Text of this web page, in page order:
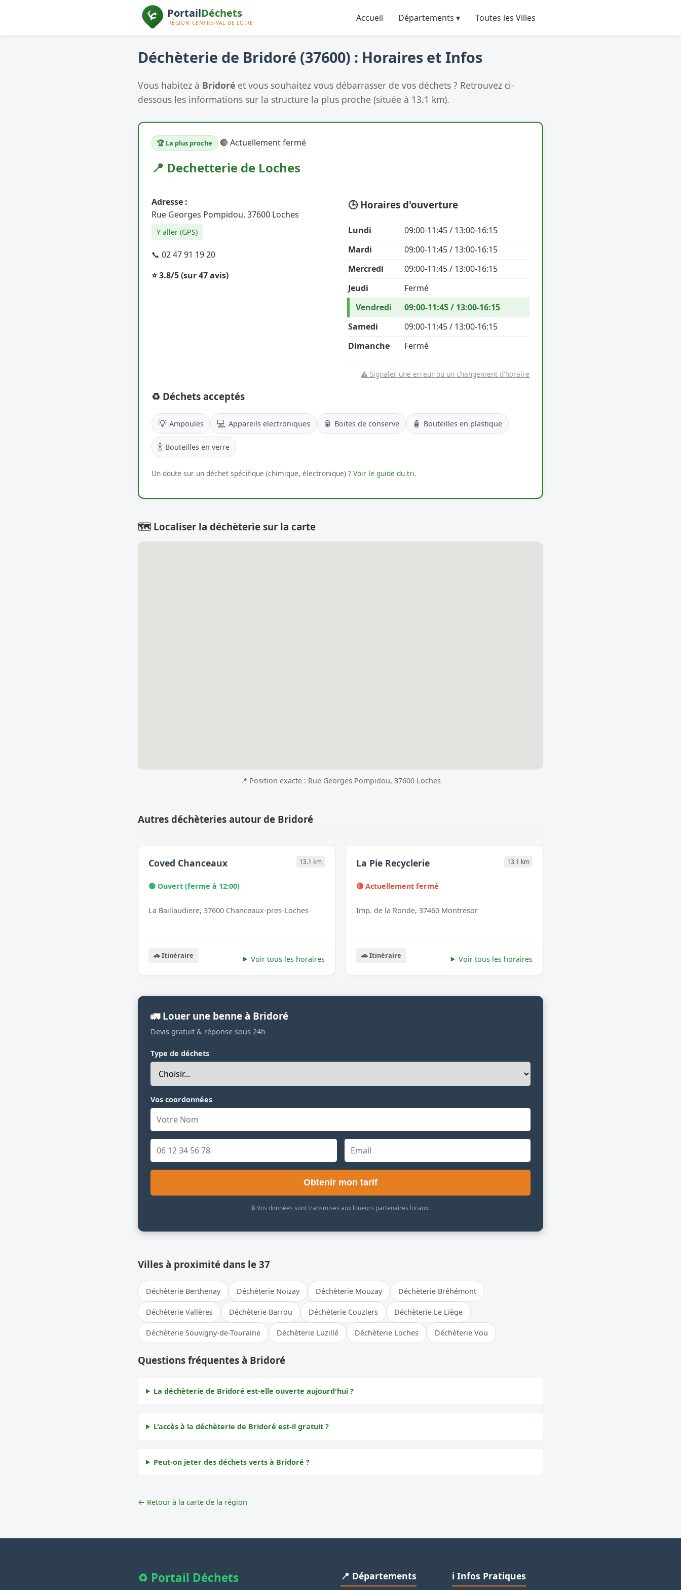
Accueil Départements ▾ Toutes les Villes
Déchèterie de Bridoré (37600) : Horaires et Infos
Vous habitez à Bridoré et vous souhaitez vous débarrasser de vos déchets ? Retrouvez ci-
dessous les informations sur la structure la plus proche (située à 13.1 km).
🏆 La plus proche 🔴 Actuellement fermé
📍 Dechetterie de Loches
Adresse :
Rue Georges Pompidou, 37600 Loches
Y aller (GPS)
📞 02 47 91 19 20
⭐ 3.8/5(sur 47 avis)
🕒 Horaires d'ouverture
Lundi
09:00-11:45 / 13:00-16:15
Mardi
09:00-11:45 / 13:00-16:15
Mercredi
09:00-11:45 / 13:00-16:15
Jeudi
Fermé
Vendredi
09:00-11:45 / 13:00-16:15
Samedi
09:00-11:45 / 13:00-16:15
Dimanche
Fermé
⚠️ Signaler une erreur ou un changement d'horaire
♻️ Déchets acceptés
💡 Ampoules 💻 Appareils electroniques 🥫 Boites de conserve 🧴 Bouteilles en plastique
🍾 Bouteilles en verre
Un doute sur un déchet spécifique (chimique, électronique) ? Voir le guide du tri.
🗺️ Localiser la déchèterie sur la carte
📍 Position exacte : Rue Georges Pompidou, 37600 Loches
Autres déchèteries autour de Bridoré
Coved Chanceaux 13.1 km
🟢 Ouvert (ferme à 12:00)
La Baillaudiere, 37600 Chanceaux-pres-Loches
🚗 Itinéraire Voir tous les horaires
La Pie Recyclerie 13.1 km
🔴 Actuellement fermé
Imp. de la Ronde, 37460 Montresor
🚗 Itinéraire Voir tous les horaires
🚛 Louer une benne à Bridoré
Devis gratuit & réponse sous 24h
Type de déchets
Vos coordonnées
Obtenir mon tarif
🔒 Vos données sont transmises aux loueurs partenaires locaux.
Villes à proximité dans le 37
Déchèterie Berthenay Déchèterie Noizay Déchèterie Mouzay Déchèterie Bréhémont
Déchèterie Vallères Déchèterie Barrou Déchèterie Couziers Déchèterie Le Liège
Déchèterie Souvigny-de-Touraine Déchèterie Luzillé Déchèterie Loches Déchèterie Vou
Questions fréquentes à Bridoré
La déchèterie de Bridoré est-elle ouverte aujourd'hui ?
L'accès à la déchèterie de Bridoré est-il gratuit ?
Peut-on jeter des déchets verts à Bridoré ?
← Retour à la carte de la région
♻️ Portail Déchets 📍 Départements ℹ️ Infos Pratiques